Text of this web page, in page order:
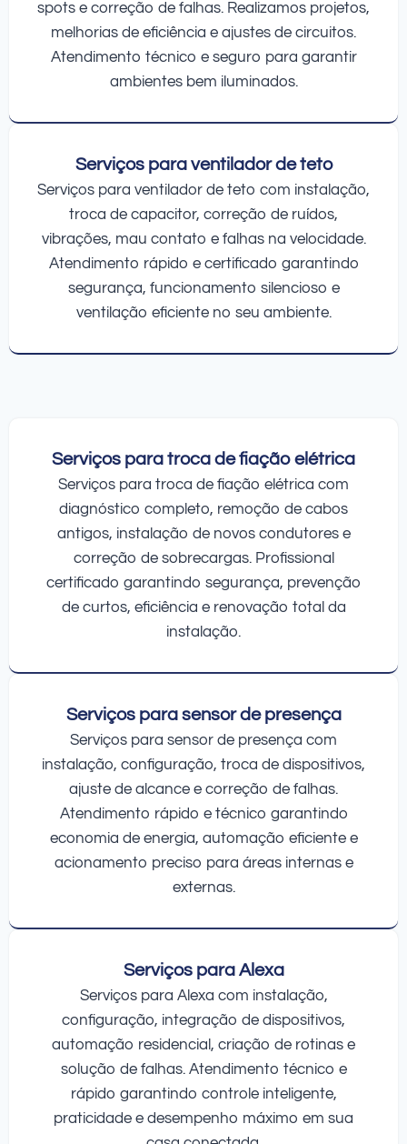
spots e correção de falhas. Realizamos projetos,
melhorias de eficiência e ajustes de circuitos.
Atendimento técnico e seguro para garantir
ambientes bem iluminados.
Serviços para ventilador de teto
Serviços para ventilador de teto com instalação,
troca de capacitor, correção de ruídos,
vibrações, mau contato e falhas na velocidade.
Atendimento rápido e certificado garantindo
segurança, funcionamento silencioso e
ventilação eficiente no seu ambiente.
Serviços para troca de fiação elétrica
Serviços para troca de fiação elétrica com
diagnóstico completo, remoção de cabos
antigos, instalação de novos condutores e
correção de sobrecargas. Profissional
certificado garantindo segurança, prevenção
de curtos, eficiência e renovação total da
instalação.
Serviços para sensor de presença
Serviços para sensor de presença com
instalação, configuração, troca de dispositivos,
ajuste de alcance e correção de falhas.
Atendimento rápido e técnico garantindo
economia de energia, automação eficiente e
acionamento preciso para áreas internas e
externas.
Serviços para Alexa
Serviços para Alexa com instalação,
configuração, integração de dispositivos,
automação residencial, criação de rotinas e
solução de falhas. Atendimento técnico e
rápido garantindo controle inteligente,
praticidade e desempenho máximo em sua